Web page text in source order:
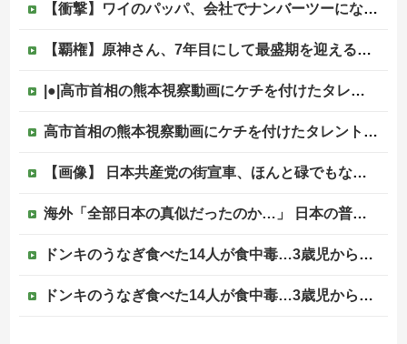
【衝撃】ワイのパッパ、会社でナンバーツーになった結果ｗｗｗｗｗｗｗｗｗｗ
【覇権】原神さん、7年目にして最盛期を迎えるｗｗｗｗｗｗｗｗｗｗ
|●|高市首相の熊本視察動画にケチを付けたタレント、「正体バレバレよな」と黒電話の呼び方であっさりと……
高市首相の熊本視察動画にケチを付けたタレント、「正体バレバレよな」と黒電話の呼び方であっさりと……他
【画像】 日本共産党の街宣車、ほんと碌でもないな
海外「全部日本の真似だったのか…」 日本の普通のテレビ番組が最新SNSの数十年先を行っていたと話題に
ドンキのうなぎ食べた14人が食中毒…3歳児から75歳まで被害
ドンキのうなぎ食べた14人が食中毒…3歳児から75歳まで被害